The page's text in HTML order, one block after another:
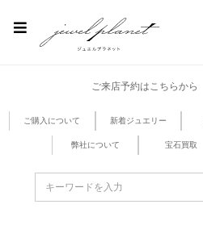
ご来店予約はこちらから
ご購入について 新着ジュエリー
弊社について 宝石買取